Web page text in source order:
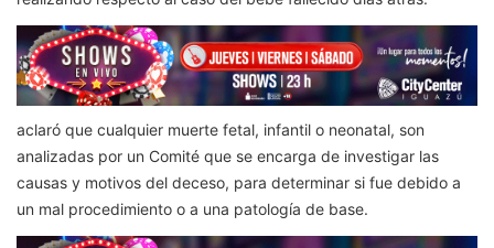
aclaró que cualquier muerte fetal, infantil o neonatal, son
analizadas por un Comité que se encarga de investigar las
causas y motivos del deceso, para determinar si fue debido a
un mal procedimiento o a una patología de base.